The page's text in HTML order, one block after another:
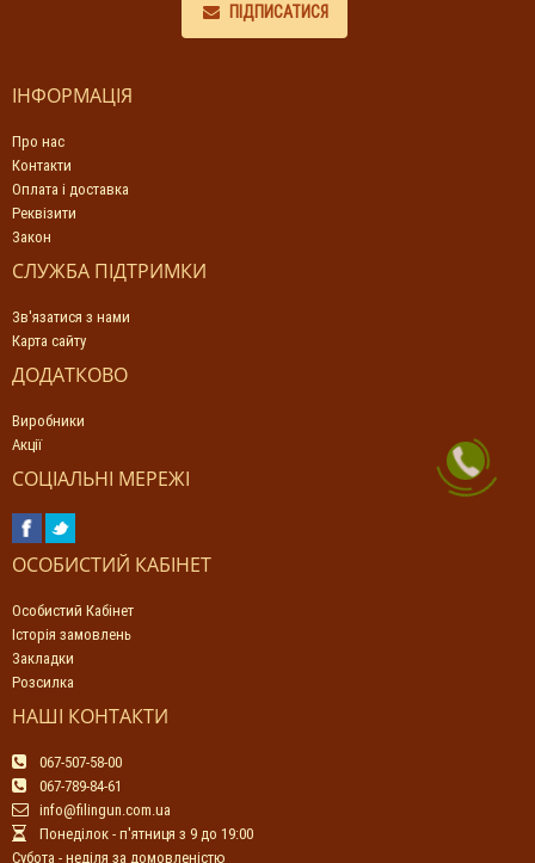
ПІДПИСАТИСЯ
ІНФОРМАЦІЯ
Про нас
Контакти
Оплата і доставка
Реквізити
Закон
СЛУЖБА ПІДТРИМКИ
Зв'язатися з нами
Карта сайту
ДОДАТКОВО
Виробники
Акції
СОЦІАЛЬНІ МЕРЕЖІ
ОСОБИСТИЙ КАБІНЕТ
Особистий Кабінет
Історія замовлень
Закладки
Розсилка
НАШІ КОНТАКТИ
067-507-58-00
067-789-84-61
info@filingun.com.ua
Понеділок - п'ятниця з 9 до 19:00
Субота - неділя за домовленістю